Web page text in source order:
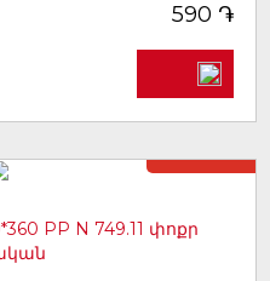
590 ֏
PP N 749.11 փոքր